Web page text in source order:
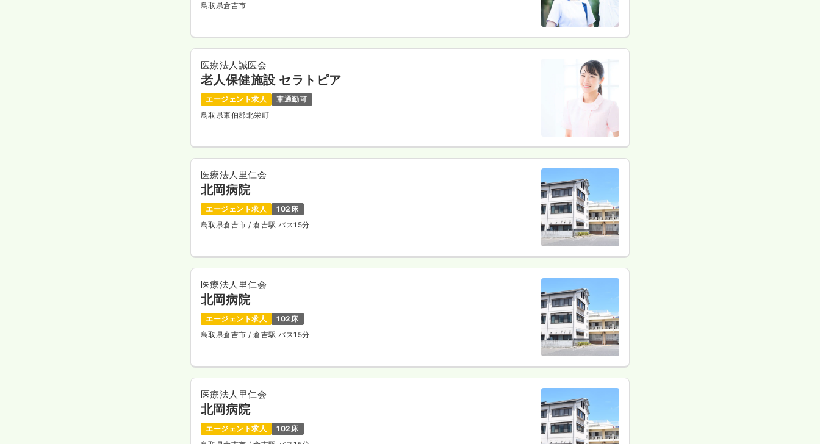
鳥取県倉吉市
医療法人誠医会
老人保健施設 セラトピア
エージェント求人
車通勤可
鳥取県東伯郡北栄町
医療法人里仁会
北岡病院
エージェント求人
102床
鳥取県倉吉市/ 倉吉駅 バス15分
医療法人里仁会
北岡病院
エージェント求人
102床
鳥取県倉吉市/ 倉吉駅 バス15分
医療法人里仁会
北岡病院
エージェント求人
102床